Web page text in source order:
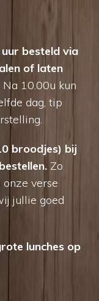
besteld via
of laten
Na 10.00u kun
dag, tip
broodjes) bij
Zo
verse
jullie goed
lunches op